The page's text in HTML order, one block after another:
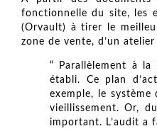
fonctionnelle du site, les
(Orvault) à tirer le
zone de vente, d’un
“ Parallèlement à
établi. Ce plan
exemple, le
vieillissement. Or,
important. L’audit a